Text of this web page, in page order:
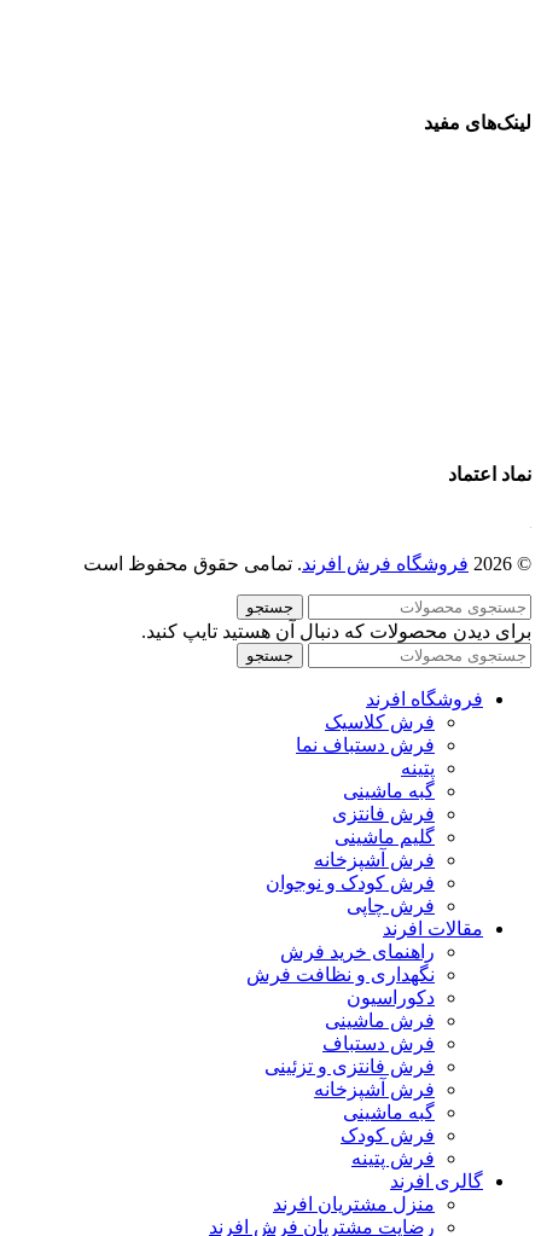
لینک‌های مفید
نماد اعتماد
© 2026 فروشگاه فرش افرند. تمامی حقوق محفوظ است
جستجو
برای دیدن محصولات که دنبال آن هستید تایپ کنید.
جستجو
فروشگاه افرند
فرش کلاسیک
فرش دستباف نما
پتینه
گبه ماشینی
فرش فانتزی
گلیم ماشینی
فرش آشپزخانه
فرش کودک و نوجوان
فرش چاپی
مقالات افرند
راهنمای خرید فرش
نگهداری و نظافت فرش
دکوراسیون
فرش ماشینی
فرش دستباف
فرش فانتزی و تزئینی
فرش آشپزخانه
گبه ماشینی
فرش کودک
فرش پتینه
گالری افرند
منزل مشتریان افرند
رضایت مشتریان فرش افرند